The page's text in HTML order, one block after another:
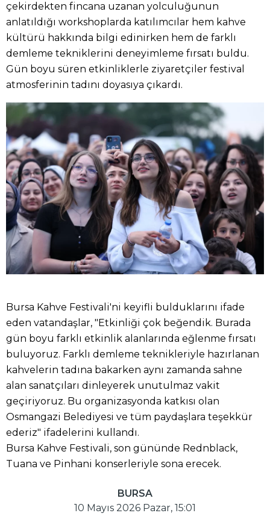
çekirdekten fincana uzanan yolculuğunun
anlatıldığı workshoplarda katılımcılar hem kahve
kültürü hakkında bilgi edinirken hem de farklı
demleme tekniklerini deneyimleme fırsatı buldu.
Gün boyu süren etkinliklerle ziyaretçiler festival
atmosferinin tadını doyasıya çıkardı.
Bursa Kahve Festivali'ni keyifli bulduklarını ifade
eden vatandaşlar, "Etkinliği çok beğendik. Burada
gün boyu farklı etkinlik alanlarında eğlenme fırsatı
buluyoruz. Farklı demleme teknikleriyle hazırlanan
kahvelerin tadına bakarken aynı zamanda sahne
alan sanatçıları dinleyerek unutulmaz vakit
geçiriyoruz. Bu organizasyonda katkısı olan
Osmangazi Belediyesi ve tüm paydaşlara teşekkür
ederiz" ifadelerini kullandı.
Bursa Kahve Festivali, son gününde Rednblack,
Tuana ve Pinhani konserleriyle sona erecek.
BURSA
10 Mayıs 2026 Pazar, 15:01